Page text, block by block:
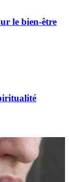
le bien-être